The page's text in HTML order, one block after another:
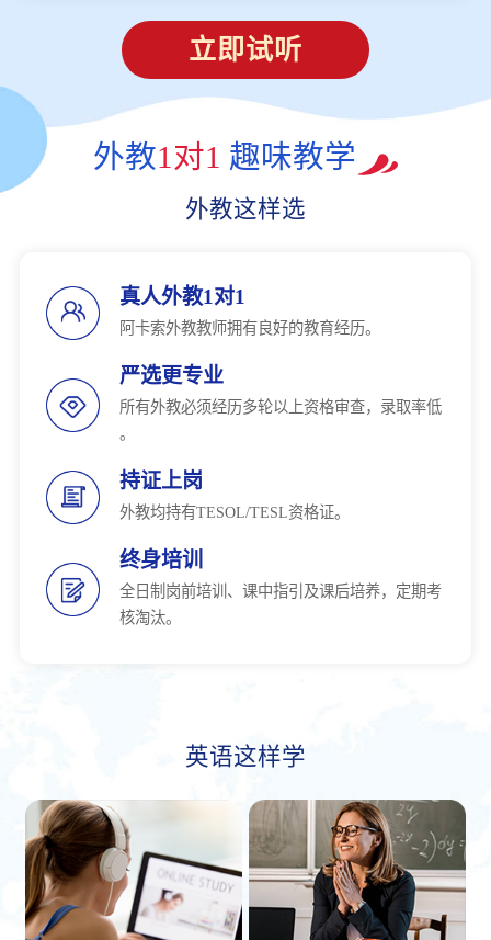
立即试听
外教1对1 趣味教学
外教这样选
真人外教1对1
阿卡索外教教师拥有良好的教育经历。
严选更专业
所有外教必须经历多轮以上资格审查，录取率低
。
持证上岗
外教均持有TESOL/TESL资格证。
终身培训
全日制岗前培训、课中指引及课后培养，定期考
核淘汰。
英语这样学